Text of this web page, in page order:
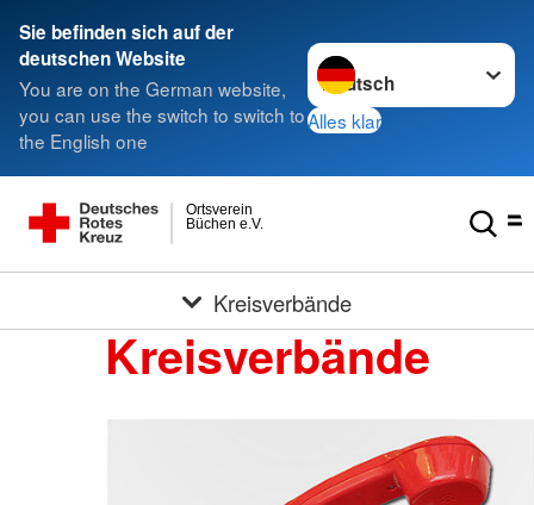
Sie befinden sich auf der
deutschen Website
You are on the German website,
you can use the switch to switch to
the English one
Sprache wechseln zu
Alles klar
Büchen e.V.
Ortsverein
Kreisverbände
Kreisverbände